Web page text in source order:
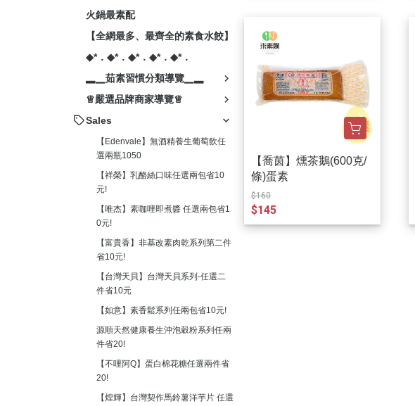
火鍋最素配
【全網最多、最齊全的素食水餃】
◆*．◆*．◆*．◆*．◆*．
▂▁茹素習慣分類導覽▁▂
ㅤ♕嚴選品牌商家導覽♕
Sales
【Edenvale】無酒精養生葡萄飲任
選兩瓶1050
【祥榮】乳酪絲口味任選兩包省10
元!
【唯杰】素咖哩即煮醬 任選兩包省1
0元!
【富貴香】非基改素肉乾系列第二件
省10元!
【台灣天貝】台灣天貝系列-任選二
件省10元
【如意】素香鬆系列任兩包省10元!
源順天然健康養生沖泡穀粉系列任兩
件省20!
【不哩阿Q】蛋白棉花糖任選兩件省
20!
【煌輝】台灣契作馬鈴薯洋芋片 任選
【喬茵】燻茶鵝(600克/
條)蛋素
$160
$145